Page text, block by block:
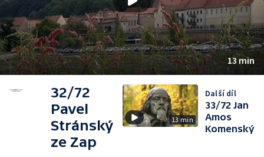
13 min
32/72
Pavel
Stránský
ze Zap
13 min
Další díl
33/72 Jan
Amos
Komenský